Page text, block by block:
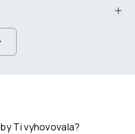
Ti vyhovovala?